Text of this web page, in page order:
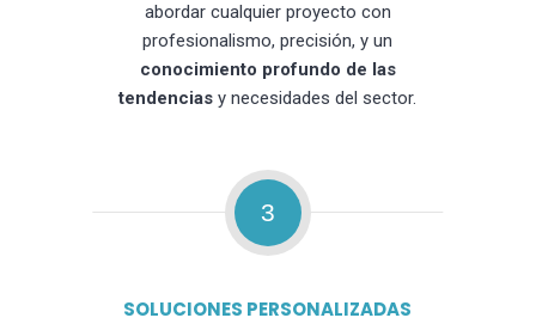
abordar cualquier proyecto con
profesionalismo, precisión, y un
conocimiento profundo de las
tendencias y necesidades del sector.
3
SOLUCIONES PERSONALIZADAS